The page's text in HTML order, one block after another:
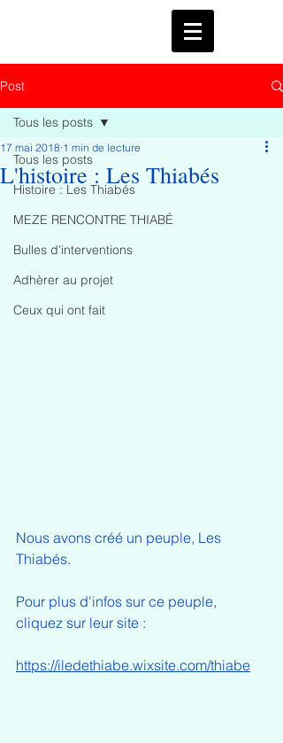
Post
Tous les posts
Histoire : Les Thiabés
MEZE RENCONTRE THIABÉ
Bulles d'interventions
Adhèrer au projet
Ceux qui ont fait
Tous les posts
L'histoire : Les Thiabés
17 mai 2018 1 min de lecture
Nous avons créé un peuple, Les
Thiabés.
Pour plus d'infos sur ce peuple,
cliquez sur leur site :
https://iledethiabe.wixsite.com/thiabe